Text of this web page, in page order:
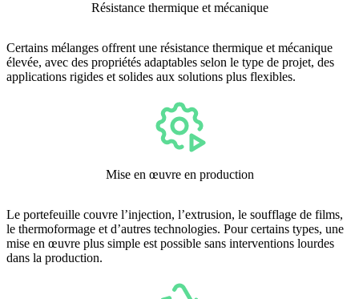
Résistance thermique et mécanique
Certains mélanges offrent une résistance thermique et mécanique
élevée, avec des propriétés adaptables selon le type de projet, des
applications rigides et solides aux solutions plus flexibles.
Mise en œuvre en production
Le portefeuille couvre l’injection, l’extrusion, le soufflage de films,
le thermoformage et d’autres technologies. Pour certains types, une
mise en œuvre plus simple est possible sans interventions lourdes
dans la production.